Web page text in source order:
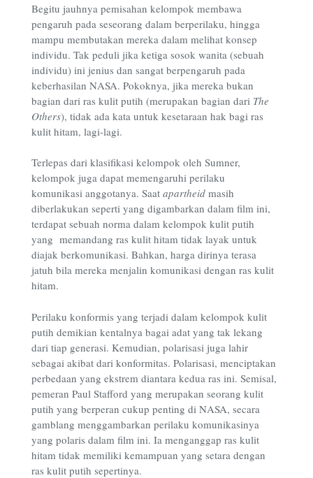
Begitu jauhnya pemisahan kelompok membawa
pengaruh pada seseorang dalam berperilaku, hingga
mampu membutakan mereka dalam melihat konsep
individu. Tak peduli jika ketiga sosok wanita (sebuah
individu) ini jenius dan sangat berpengaruh pada
keberhasilan NASA. Pokoknya, jika mereka bukan
bagian dari ras kulit putih (merupakan bagian dari The
Others), tidak ada kata untuk kesetaraan hak bagi ras
kulit hitam, lagi-lagi.
Terlepas dari klasifikasi kelompok oleh Sumner,
kelompok juga dapat memengaruhi perilaku
komunikasi anggotanya. Saat apartheid masih
diberlakukan seperti yang digambarkan dalam film ini,
terdapat sebuah norma dalam kelompok kulit putih
yang memandang ras kulit hitam tidak layak untuk
diajak berkomunikasi. Bahkan, harga dirinya terasa
jatuh bila mereka menjalin komunikasi dengan ras kulit
hitam.
Perilaku konformis yang terjadi dalam kelompok kulit
putih demikian kentalnya bagai adat yang tak lekang
dari tiap generasi. Kemudian, polarisasi juga lahir
sebagai akibat dari konformitas. Polarisasi, menciptakan
perbedaan yang ekstrem diantara kedua ras ini. Semisal,
pemeran Paul Stafford yang merupakan seorang kulit
putih yang berperan cukup penting di NASA, secara
gamblang menggambarkan perilaku komunikasinya
yang polaris dalam film ini. Ia menganggap ras kulit
hitam tidak memiliki kemampuan yang setara dengan
ras kulit putih sepertinya.